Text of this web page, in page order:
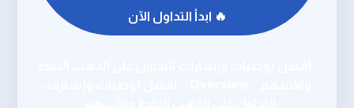
🔥 ابدأ التداول الآن